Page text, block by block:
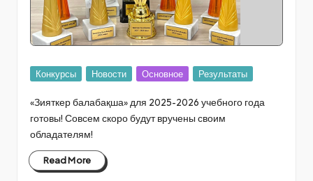
Posted
Конкурсы Новости Основное Результаты
«Зияткер балабақша» для 2025-2026 учебного года
готовы! Совсем скоро будут вручены своим
обладателям!
Read More